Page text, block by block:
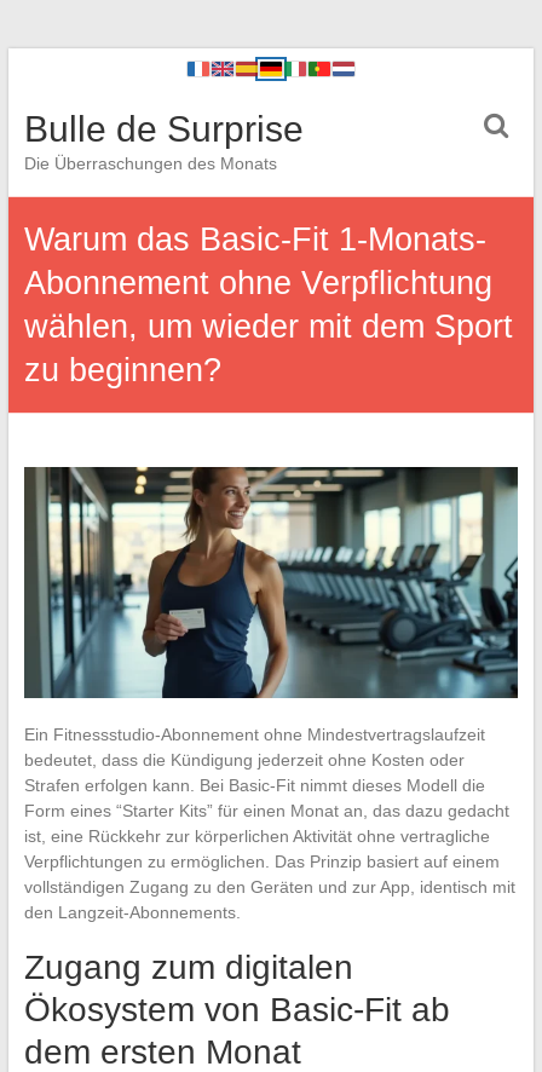
Bulle de Surprise
Die Überraschungen des Monats
Warum das Basic-Fit 1-Monats-
Abonnement ohne Verpflichtung
wählen, um wieder mit dem Sport
zu beginnen?
Ein Fitnessstudio-Abonnement ohne Mindestvertragslaufzeit
bedeutet, dass die Kündigung jederzeit ohne Kosten oder
Strafen erfolgen kann. Bei Basic-Fit nimmt dieses Modell die
Form eines “Starter Kits” für einen Monat an, das dazu gedacht
ist, eine Rückkehr zur körperlichen Aktivität ohne vertragliche
Verpflichtungen zu ermöglichen. Das Prinzip basiert auf einem
vollständigen Zugang zu den Geräten und zur App, identisch mit
den Langzeit-Abonnements.
Zugang zum digitalen
Ökosystem von Basic-Fit ab
dem ersten Monat